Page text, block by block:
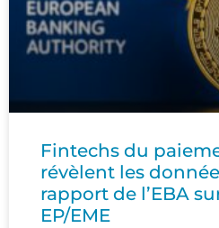
Fintechs du
révèlent les
rapport de l’EBA
EP/EME